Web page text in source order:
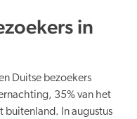
in
Duitse bezoekers
35% van het
buitenland. In augustus